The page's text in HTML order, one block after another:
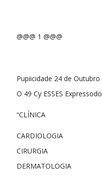
@@@ 1 @@@
Pupiicidade 24 de
O 49 Cy ESSES
“CLÍNICA
CARDIOLOGIA
CIRURGIA
DERMATOLOGIA